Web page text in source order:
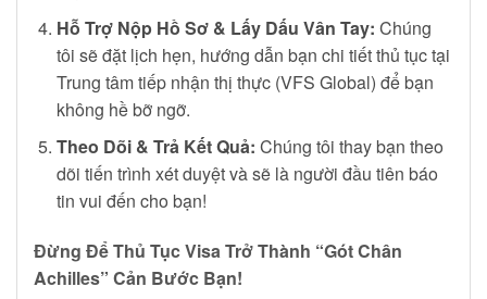
Hỗ Trợ Nộp Hồ Sơ & Lấy Dấu Vân Tay: Chúng
tôi sẽ đặt lịch hẹn, hướng dẫn bạn chi tiết thủ tục tại
Trung tâm tiếp nhận thị thực (VFS Global) để bạn
không hề bỡ ngỡ.
Theo Dõi & Trả Kết Quả: Chúng tôi thay bạn theo
dõi tiến trình xét duyệt và sẽ là người đầu tiên báo
tin vui đến cho bạn!
Đừng Để Thủ Tục Visa Trở Thành “Gót Chân
Achilles” Cản Bước Bạn!